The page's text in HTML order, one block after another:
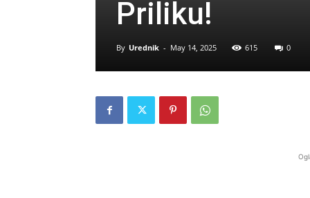
Priliku!
By Urednik - May 14, 2025 615 0